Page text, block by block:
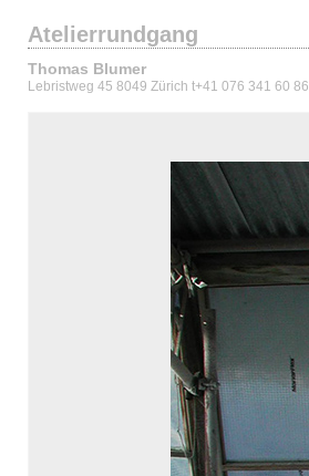
Atelierrundgang
Thomas Blumer
Lebristweg 45 8049 Zürich t+41 076 341 60 86